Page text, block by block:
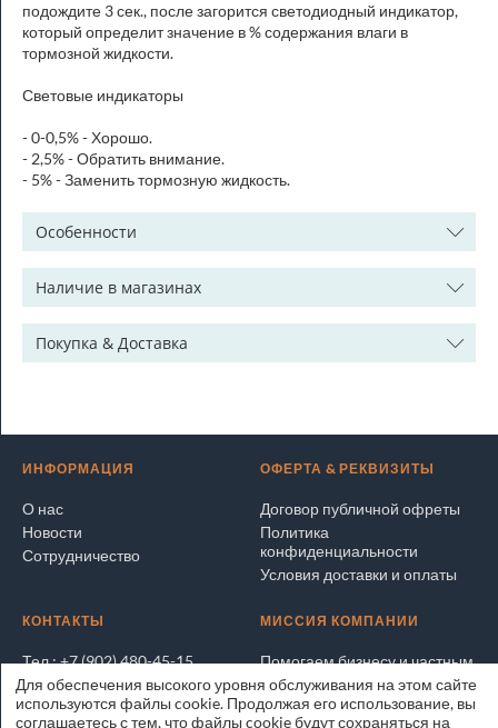
подождите 3 сек., после загорится светодиодный индикатор,
который определит значение в % содержания влаги в
тормозной жидкости.
Световые индикаторы
- 0-0,5% - Хорошо.
- 2,5% - Обратить внимание.
- 5% - Заменить тормозную жидкость.
Особенности
Наличие в магазинах
Покупка & Доставка
ИНФОРМАЦИЯ
О нас
Новости
Сотрудничество
ОФЕРТА & РЕКВИЗИТЫ
Договор публичной офреты
Политика
конфиденциальности
Условия доставки и оплаты
КОНТАКТЫ
Тел.: +7 (902) 480-45-15
Написать электронное
письмо
МИССИЯ КОМПАНИИ
Помогаем бизнесу и частным
лицам покупать и продавать
выгодно и безопасно
Для обеспечения высокого уровня обслуживания на этом сайте
используются файлы cookie. Продолжая его использование, вы
соглашаетесь с тем, что файлы cookie будут сохраняться на